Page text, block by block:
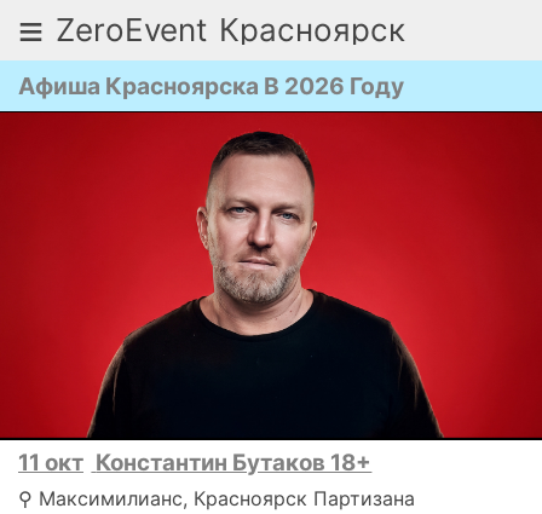
≡ ZeroEvent Красноярск
Афиша Красноярска В 2026 Году
11 окт Константин Бутаков 18+
⚲ Максимилианс, Красноярск ​Партизана